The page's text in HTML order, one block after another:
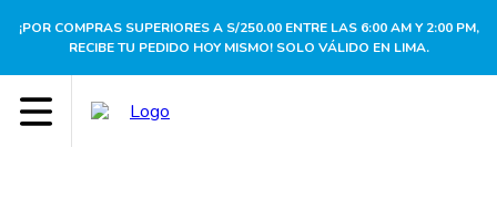
¡POR COMPRAS SUPERIORES A S/250.00 ENTRE LAS 6:00 AM Y 2:00 PM,
RECIBE TU PEDIDO HOY MISMO! SOLO VÁLIDO EN LIMA.